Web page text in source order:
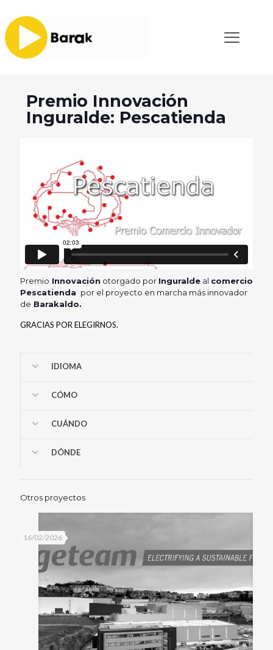
Premio Innovación
Inguralde: Pescatienda
Premio Innovación otorgado por Inguralde al comercio
Pescatienda por el proyecto en marcha más innovador
de Barakaldo.
GRACIAS POR ELEGIRNOS.
IDIOMA
CÓMO
CUÁNDO
DÓNDE
Otros proyectos
16/02/2026